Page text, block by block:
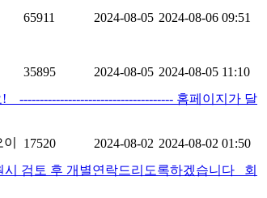
65911 2024-08-05 2024-08-06 09:51
35895 2024-08-05 2024-08-05 11:10
-------------------------------------- 홈페이지가 달
17520 2024-08-02 2024-08-02 01:50
시 검토 후 개별연락드리도록하겠습니다 회